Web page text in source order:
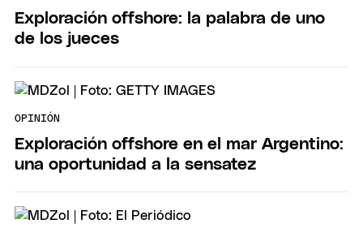
Exploración offshore: la palabra de uno
de los jueces
OPINIÓN
Exploración offshore en el mar Argentino:
una oportunidad a la sensatez